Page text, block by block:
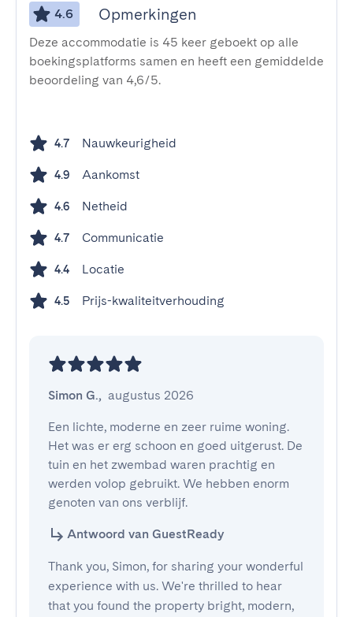
4.6 Opmerkingen
Deze accommodatie is 45 keer geboekt op alle
boekingsplatforms samen en heeft een gemiddelde
beoordeling van 4,6/5.
4.7 Nauwkeurigheid
4.9 Aankomst
4.6 Netheid
4.7 Communicatie
4.4 Locatie
4.5 Prijs-kwaliteitverhouding
Simon G., augustus 2026
Een lichte, moderne en zeer ruime woning.
Het was er erg schoon en goed uitgerust. De
tuin en het zwembad waren prachtig en
werden volop gebruikt. We hebben enorm
genoten van ons verblijf.
Antwoord van GuestReady
Thank you, Simon, for sharing your wonderful
experience with us. We're thrilled to hear
that you found the property bright, modern,